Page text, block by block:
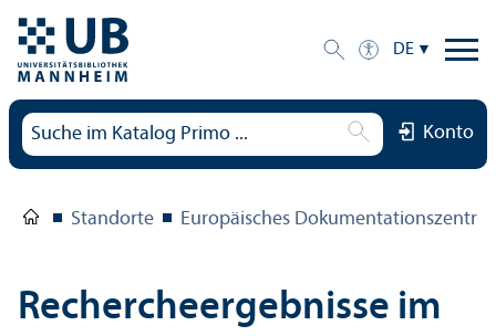
DE
Konto
Standorte Europäisches
Rechercheergebnisse im